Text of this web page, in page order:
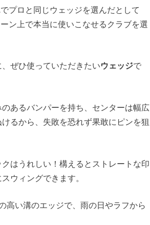
プロと同じウェッジを選んだとして
ン上で本当に使いこなせるクラブを選
ぜひ使っていただきたいウェッジで
のあるバンパーを持ち、センターは幅広
るから、失敗を恐れず果敢にピンを狙
はうれしい！構えるとストレートな印
ウィングできます。
高い溝のエッジで、雨の日やラフから